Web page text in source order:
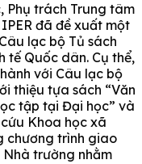
Phụ trách Trung tâm
đã đề xuất một
lạc bộ Tủ sách
tế Quốc dân. Cụ thể,
với Câu lạc bộ
thiệu tựa sách “Văn
tập tại Đại học” và
Khoa học xã
chương trình giao
trường nhằm